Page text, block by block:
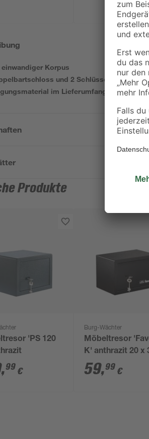
Korpus
und 2 Schlüsseln
im Lieferumfang enthalten
Produkte
'PS 120
,99 €
Burg-Wächter
Möbeltresor
K' anthrazit 20 x
20 cm
59,99 €